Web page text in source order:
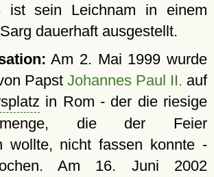
ist sein Leichnam in einem
dauerhaft ausgestellt.
Am 2. Mai 1999 wurde
Papst Johannes Paul II. auf
in Rom - der die riesige
die der Feier
wollte, nicht fassen konnte -
Am 16. Juni 2002